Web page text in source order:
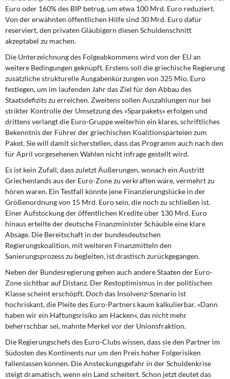
Euro oder 160% des BIP betrug, um etwa 100 Mrd. Euro reduziert.
Von der erwähnten öffentlichen Hilfe sind 30 Mrd. Euro dafür
reserviert, den privaten Gläubigern diesen Schuldenschnitt
akzeptabel zu machen.
Die Unterzeichnung des Folgeabkommenswird von der EU an
weitere Bedingungen geknüpft. Erstens soll die griechische Regierung
zusätzliche strukturelle Ausgabenkürzungen von 325 Mio. Euro
festlegen, um im laufenden Jahr das Ziel für den Abbau des
Staatsdefizits zu erreichen. Zweitens sollen Auszahlungen nur bei
strikter Kontrolle der Umsetzung des »Sparpakets« erfolgen und
drittens verlangt die Euro-Gruppe weiterhin ein klares, schriftliches
Bekenntnis der Führer der griechischen Koalitionsparteien zum
Paket. Sie will damit sicherstellen, dass das Programm auch nach den
für April vorgesehenen Wahlen nicht infrage gestellt wird.
Es ist kein Zufall,dass zuletzt Äußerungen, wonach ein Austritt
Griechenlands aus der Euro-Zone zu verkraften wäre, vermehrt zu
hören waren. Ein Testfall könnte jene Finanzierungslücke in der
Größenordnung von 15 Mrd. Euro sein, die noch zu schließen ist.
Einer Aufstockung der öffentlichen Kredite über 130 Mrd. Euro
hinaus erteilte der deutsche Finanzminister Schäuble eine klare
Absage. Die Bereitschaft in der bundesdeutschen
Regierungskoalition, mit weiteren Finanzmitteln den
Sanierungsprozess zu begleiten, ist drastisch zurückgegangen.
Neben der Bundesregierunggehen auch andere Staaten der Euro-
Zone sichtbar auf Distanz. Der Restoptimismus in der politischen
Klasse scheint erschöpft. Doch das Insolvenz-Szenario ist
hochriskant, die Pleite des Euro-Partners kaum kalkulierbar. »Dann
haben wir ein Haftungsrisiko am Hacken«, das nicht mehr
beherrschbar sei, mahnte Merkel vor der Unionsfraktion.
Die Regierungschefs des Euro-Clubs wissen,dass sie den Partner im
Südosten des Kontinents nur um den Preis hoher Folgerisiken
fallenlassen können. Die Ansteckungsgefahr in der Schuldenkrise
steigt dramatisch, wenn ein Land scheitert. Schon jetzt deutet das